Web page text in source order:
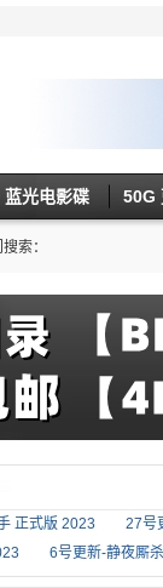
光电影碟 50G
索：
正式版 2023
27号
6号更新-静夜厮